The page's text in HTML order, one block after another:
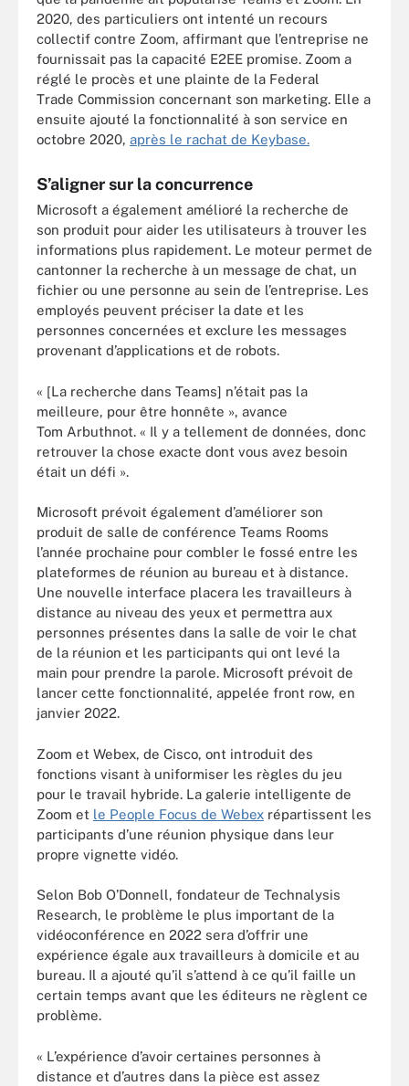
2020, des particuliers ont intenté un recours
collectif contre Zoom, affirmant que l’entreprise ne
fournissait pas la capacité E2EE promise. Zoom a
réglé le procès et une plainte de la Federal
Trade Commission concernant son marketing. Elle a
ensuite ajouté la fonctionnalité à son service en
octobre 2020, après le rachat de Keybase.
S’aligner sur la concurrence
Microsoft a également amélioré la recherche de
son produit pour aider les utilisateurs à trouver les
informations plus rapidement. Le moteur permet de
cantonner la recherche à un message de chat, un
fichier ou une personne au sein de l’entreprise. Les
employés peuvent préciser la date et les
personnes concernées et exclure les messages
provenant d’applications et de robots.
« [La recherche dans Teams] n’était pas la
meilleure, pour être honnête », avance
Tom Arbuthnot. « Il y a tellement de données, donc
retrouver la chose exacte dont vous avez besoin
était un défi ».
Microsoft prévoit également d’améliorer son
produit de salle de conférence Teams Rooms
l’année prochaine pour combler le fossé entre les
plateformes de réunion au bureau et à distance.
Une nouvelle interface placera les travailleurs à
distance au niveau des yeux et permettra aux
personnes présentes dans la salle de voir le chat
de la réunion et les participants qui ont levé la
main pour prendre la parole. Microsoft prévoit de
lancer cette fonctionnalité, appelée front row, en
janvier 2022.
Zoom et Webex, de Cisco, ont introduit des
fonctions visant à uniformiser les règles du jeu
pour le travail hybride. La galerie intelligente de
Zoom et le People Focus de Webex répartissent les
participants d’une réunion physique dans leur
propre vignette vidéo.
Selon Bob O’Donnell, fondateur de Technalysis
Research, le problème le plus important de la
vidéoconférence en 2022 sera d’offrir une
expérience égale aux travailleurs à domicile et au
bureau. Il a ajouté qu’il s’attend à ce qu’il faille un
certain temps avant que les éditeurs ne règlent ce
problème.
« L’expérience d’avoir certaines personnes à
distance et d’autres dans la pièce est assez